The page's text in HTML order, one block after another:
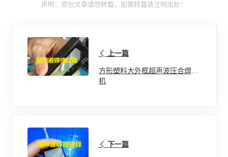
声明：原创文章请勿转载，如需转载请注明出处！
上一篇
方形塑料大外框超声波压合焊接
机
下一篇